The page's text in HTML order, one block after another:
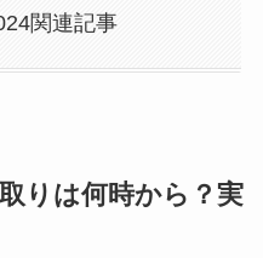
関連記事
りは何時から？実